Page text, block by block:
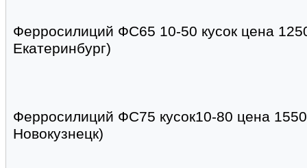
Ферросилиций ФС65 10-50 кусок цена
Екатеринбург)
Ферросилиций ФС75 кусок10-80 цена
Новокузнецк)